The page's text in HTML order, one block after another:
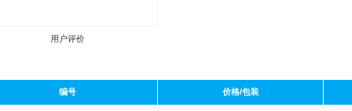
用户评价
编号 价格/包装